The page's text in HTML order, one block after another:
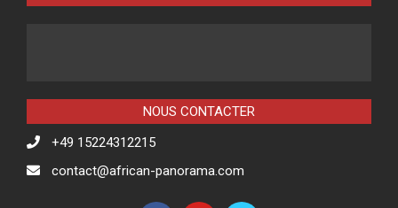
NOUS CONTACTER
+49 15224312215
contact@african-panorama.com